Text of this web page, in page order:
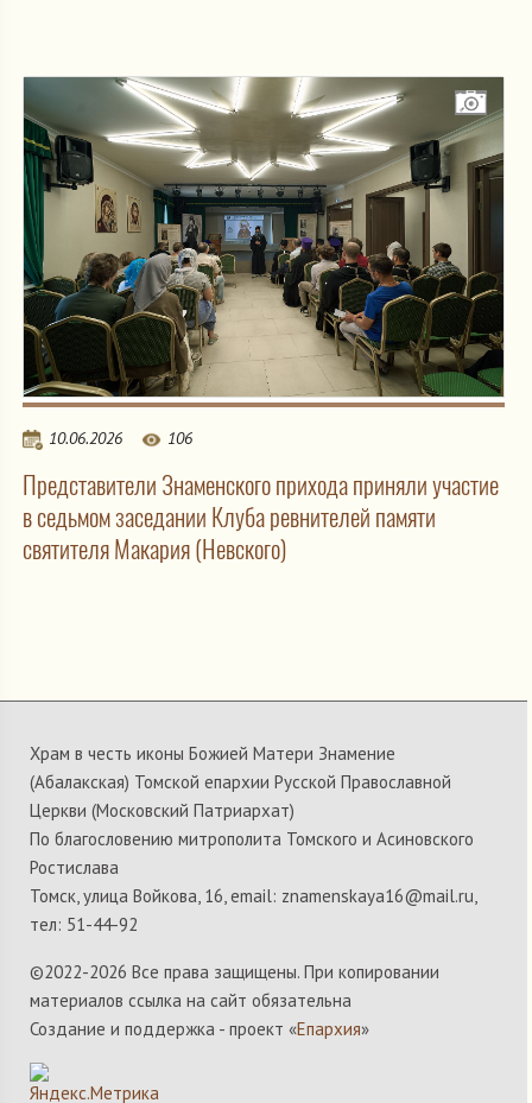
10.06.2026 106
Представители Знаменского прихода приняли участие
в седьмом заседании Клуба ревнителей памяти
святителя Макария (Невского)
Храм в честь иконы Божией Матери Знамение
(Абалакская) Томской епархии Русской Православной
Церкви (Московский Патриархат)
По благословению митрополита Томского и Асиновского
Ростислава
Томск, улица Войкова, 16, email: znamenskaya16@mail.ru,
тел: 51-44-92
©2022-2026 Все права защищены. При копировании
материалов ссылка на сайт обязательна
Создание и поддержка - проект «Епархия»